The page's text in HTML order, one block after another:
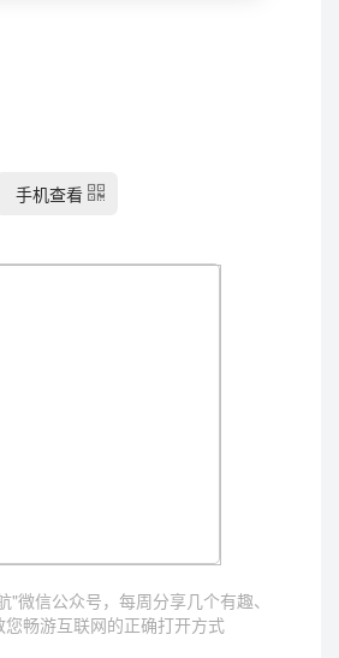
手机查看
"微信公众号，每周分享几个有趣、
畅游互联网的正确打开方式